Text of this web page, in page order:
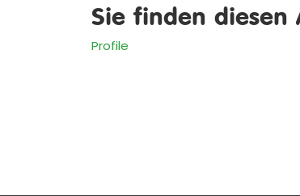
Sie finden diesen
Profile